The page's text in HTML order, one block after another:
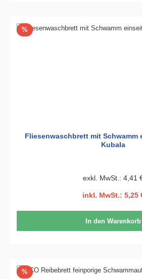
%Rabatt
Fliesenwaschbrett mit Schwamm
Kubala
exkl. MwSt.: 4,41
inkl. MwSt.: 5,25
In den Warenkorb
%Rabatt